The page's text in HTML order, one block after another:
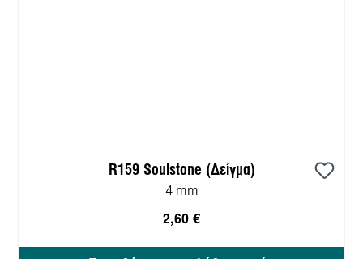
R159 Soulstone (Δείγμα)
4 mm
2,60 €